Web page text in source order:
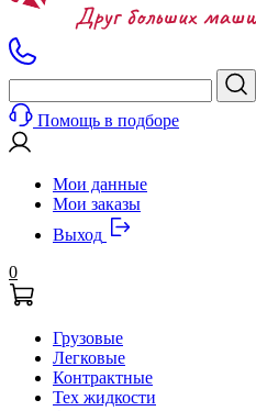
Помощь в подборе
Мои данные
Мои заказы
Выход
0
Грузовые
Легковые
Контрактные
Тех жидкости